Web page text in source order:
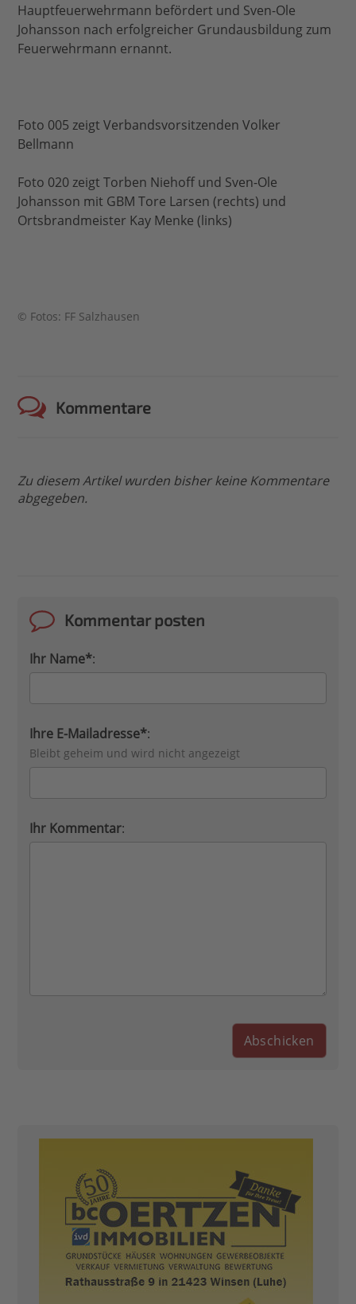
Hauptfeuerwehrmann befördert und Sven-Ole
Johansson nach erfolgreicher Grundausbildung zum
Feuerwehrmann ernannt.
Foto 005 zeigt Verbandsvorsitzenden Volker
Bellmann
Foto 020 zeigt Torben Niehoff und Sven-Ole
Johansson mit GBM Tore Larsen (rechts) und
Ortsbrandmeister Kay Menke (links)
© Fotos: FF Salzhausen
Kommentare
Zu diesem Artikel wurden bisher keine Kommentare
abgegeben.
Kommentar posten
Ihr Name*:
Ihre E-Mailadresse*:
Bleibt geheim und wird nicht angezeigt
Ihr Kommentar: